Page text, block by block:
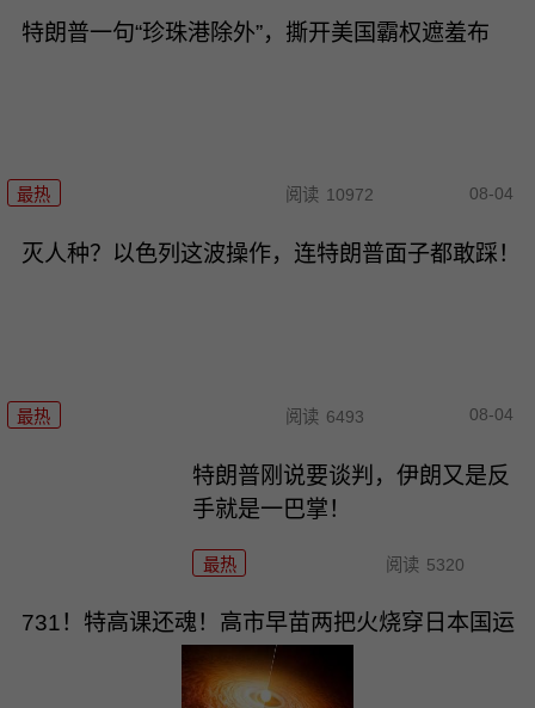
特朗普一句“珍珠港除外”，撕开美国霸权遮羞布
最热 阅读 10972 08-04
灭人种？以色列这波操作，连特朗普面子都敢踩！
最热 阅读 6493 08-04
特朗普刚说要谈判，伊朗又是反
手就是一巴掌！
最热 阅读 5320
731！特高课还魂！高市早苗两把火烧穿日本国运